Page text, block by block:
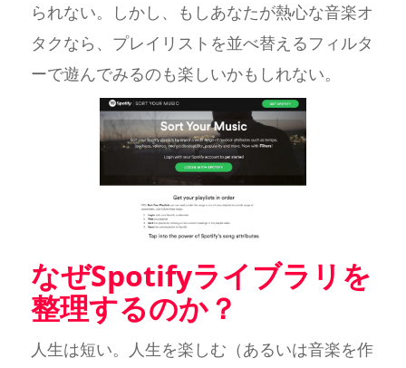
られない。しかし、もしあなたが熱心な音楽オ
タクなら、プレイリストを並べ替えるフィルタ
ーで遊んでみるのも楽しいかもしれない。
なぜSpotifyライブラリを
整理するのか？
人生は短い。人生を楽しむ（あるいは音楽を作